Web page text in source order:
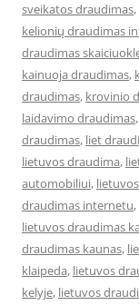
sveikatos draudimas,
kelionių draudimas
draudimas
kainuoja draudimas,
draudimas, krovinio
laidavimo draudimas,
draudimas, liet
lietuvos draudima,
automobiliui,
draudimas internetu,
lietuvos draudimas
draudimas kaunas,
klaipeda, lietuvos
kelyje, lietuvos